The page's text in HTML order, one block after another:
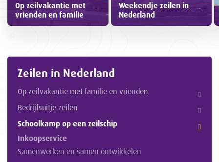
Op zeilvakantie met
vrienden en familie
Weekendje zeilen in
Nederland
Zeilen in Nederland
Op zeilvakantie met familie en vrienden
Bedrijfsuitje zeilen
Schoolkamp op een zeilschip
Inkoopservice
Samenwerken en samen ontwikkelen